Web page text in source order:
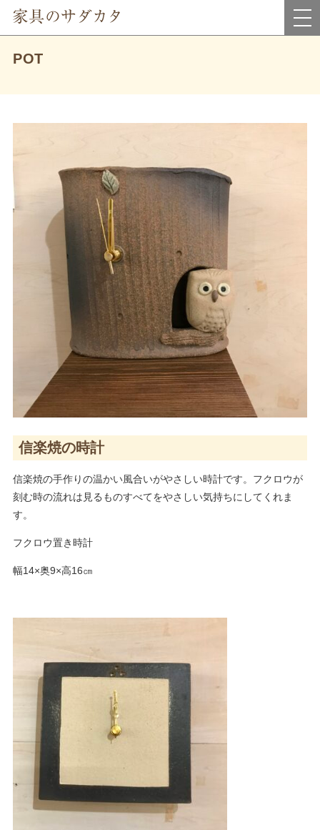
岡山県真庭市にあるインテリア家具・雑貨＆アウトレット家具のお店です。
POT
信楽焼の時計
信楽焼の手作りの温かい風合いがやさしい時計です。フクロウが
刻む時の流れは見るものすべてをやさしい気持ちにしてくれま
す。
フクロウ置き時計
幅14×奥9×高16㎝